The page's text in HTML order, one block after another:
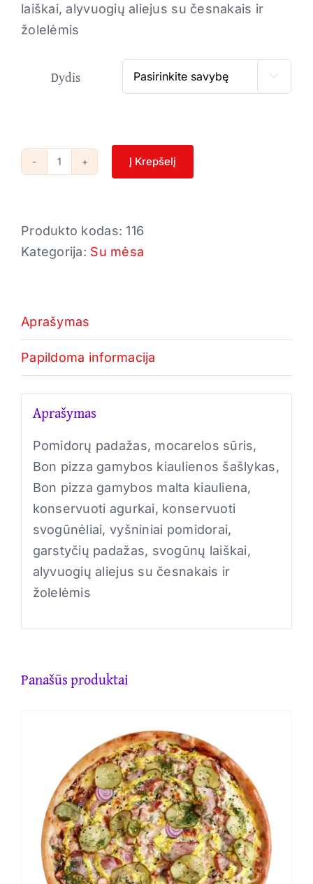
laiškai, alyvuogių aliejus su česnakais ir
žolelėmis
Dydis 
produkto
shashlik
Į Krepšelį
Produkto kodas:116
Kategorija: Su mėsa
Aprašymas
Papildoma informacija
Aprašymas
Pomidorų padažas, mocarelos sūris,
Bon pizza gamybos kiaulienos šašlykas,
Bon pizza gamybos malta kiauliena,
konservuoti agurkai, konservuoti
svogūnėliai, vyšniniai pomidorai,
garstyčių padažas, svogūnų laiškai,
alyvuogių aliejus su česnakais ir
žolelėmis
Panašūs produktai